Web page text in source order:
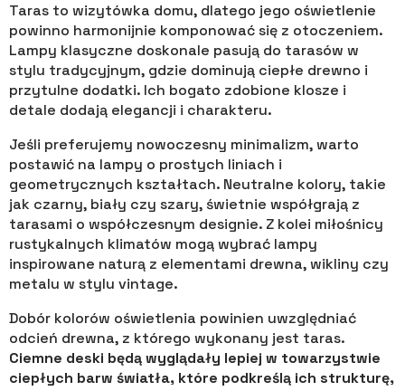
Taras to wizytówka domu, dlatego jego oświetlenie
powinno harmonijnie komponować się z otoczeniem.
Lampy klasyczne doskonale pasują do tarasów w
stylu tradycyjnym, gdzie dominują ciepłe drewno i
przytulne dodatki. Ich bogato zdobione klosze i
detale dodają elegancji i charakteru.
Jeśli preferujemy nowoczesny minimalizm, warto
postawić na lampy o prostych liniach i
geometrycznych kształtach. Neutralne kolory, takie
jak czarny, biały czy szary, świetnie współgrają z
tarasami o współczesnym designie. Z kolei miłośnicy
rustykalnych klimatów mogą wybrać lampy
inspirowane naturą z elementami drewna, wikliny czy
metalu w stylu vintage.
Dobór kolorów oświetlenia powinien uwzględniać
odcień drewna, z którego wykonany jest taras.
Ciemne deski będą wyglądały lepiej w towarzystwie
ciepłych barw światła, które podkreślą ich strukturę,